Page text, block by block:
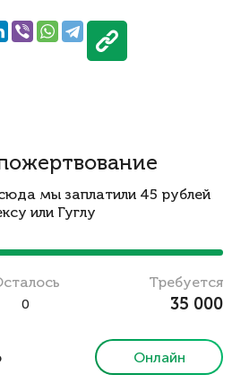
мы заплатили 45 рублей
или Гуглу
0
Требуется
35 000
Онлайн